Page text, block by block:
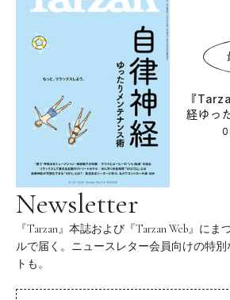
『
経ゆっ
Newsletter
『Tarzan』本誌および『Tarzan Web』に
ルで届く。ニュースレター会員向けの特
トも。